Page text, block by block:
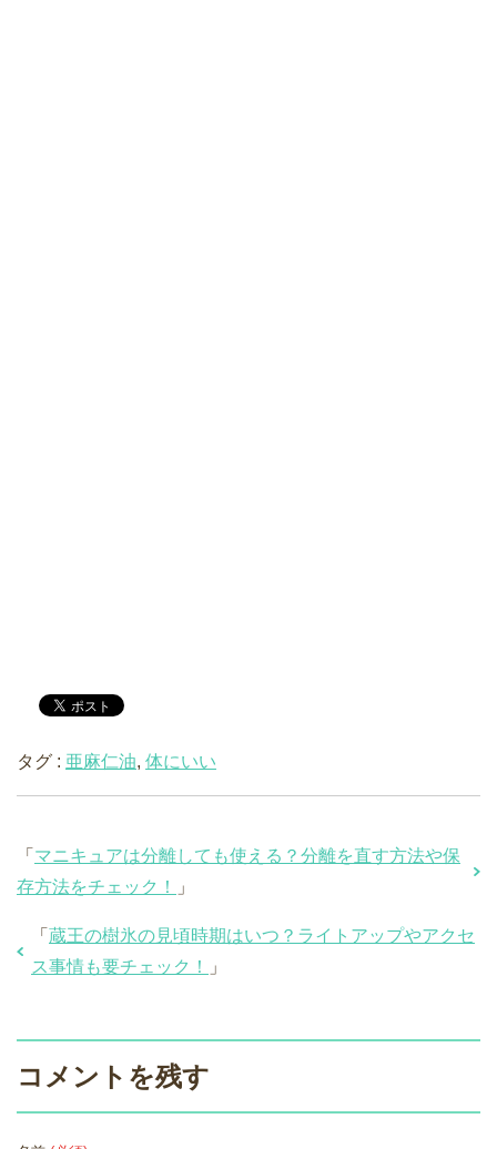
タグ : 亜麻仁油, 体にいい
「 マニキュアは分離しても使える？分離を直す方法や保
存方法をチェック！
」
「 蔵王の樹氷の見頃時期はいつ？ライトアップやアクセ
ス事情も要チェック！
」
コメントを残す